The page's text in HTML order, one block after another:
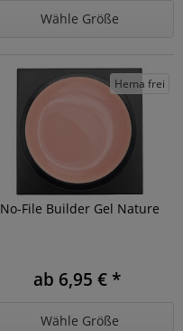
Wähle Größe
Hema frei
No-File Builder Gel Nature
ab 6,95 € *
Wähle Größe